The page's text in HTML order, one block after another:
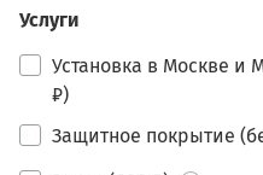
Услуги
Установка в Москве и
₽)
Защитное покрытие